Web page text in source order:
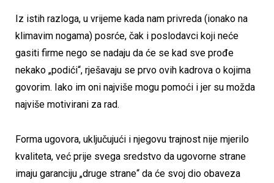
Iz istih razloga, u vrijeme kada nam privreda (ionako na
klimavim nogama) posrće, čak i poslodavci koji neće
gasiti firme nego se nadaju da će se kad sve prođe
nekako „podići“, rješavaju se prvo ovih kadrova o kojima
govorim. Iako im oni najviše mogu pomoći i jer su možda
najviše motivirani za rad.
Forma ugovora, uključujući i njegovu trajnost nije mjerilo
kvaliteta, već prije svega sredstvo da ugovorne strane
imaju garanciju „druge strane“ da će svoj dio obaveza